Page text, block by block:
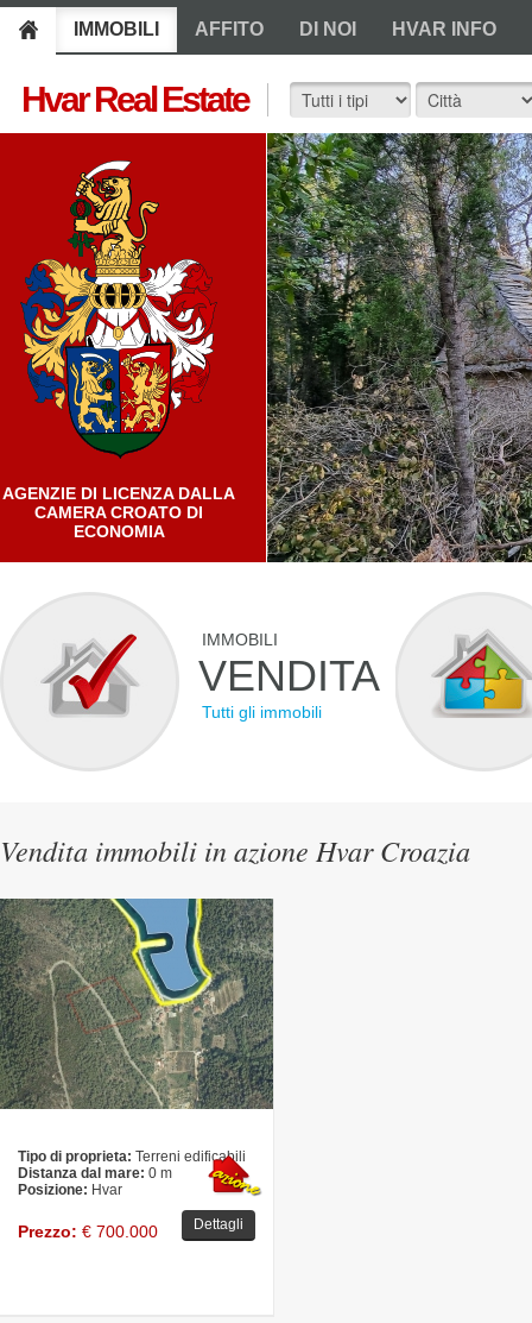
IMMOBILI AFFITO DI NOI HVAR INFO
Hvar Real Estate
AGENZIE DI LICENZA DALLA
CAMERA CROATO DI
ECONOMIA
IMMOBILI
VENDITA
Tutti gli immobili
Vendita immobili in azione Hvar Croazia
Tipo di proprieta: Terreni edificabili
Distanza dal mare: 0 m
Posizione: Hvar
Prezzo: € 700.000 Dettagli